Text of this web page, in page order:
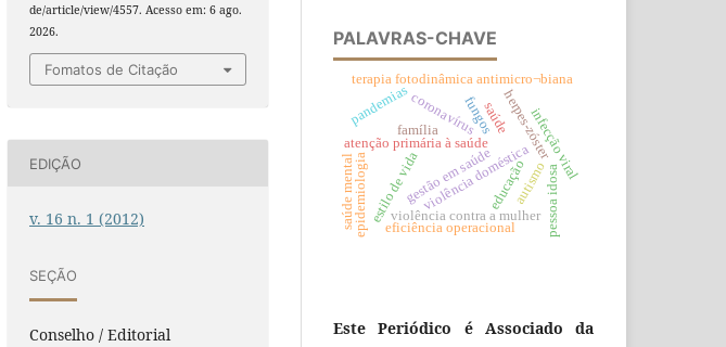
de/article/view/4557. Acesso em: 6 ago.
2026.
Fomatos de Citação
EDIÇÃO
v. 16 n. 1 (2012)
SEÇÃO
Conselho / Editorial
PALAVRAS-CHAVE
atenção primária à saúde
violência doméstica
violência contra a mulher pessoa idosa
estilo de vida educação
herpes-zóster
infecção viral
terapia fotodinâmica antimicro¬biana
coronavírus
pandemias
epidemiologia gestão em saúde
fungossaúde
eficiência operacional
autismo
família
saúde mental
Este Periódico é Associado da